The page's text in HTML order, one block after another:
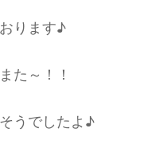
ります♪
た～！！
うでしたよ♪